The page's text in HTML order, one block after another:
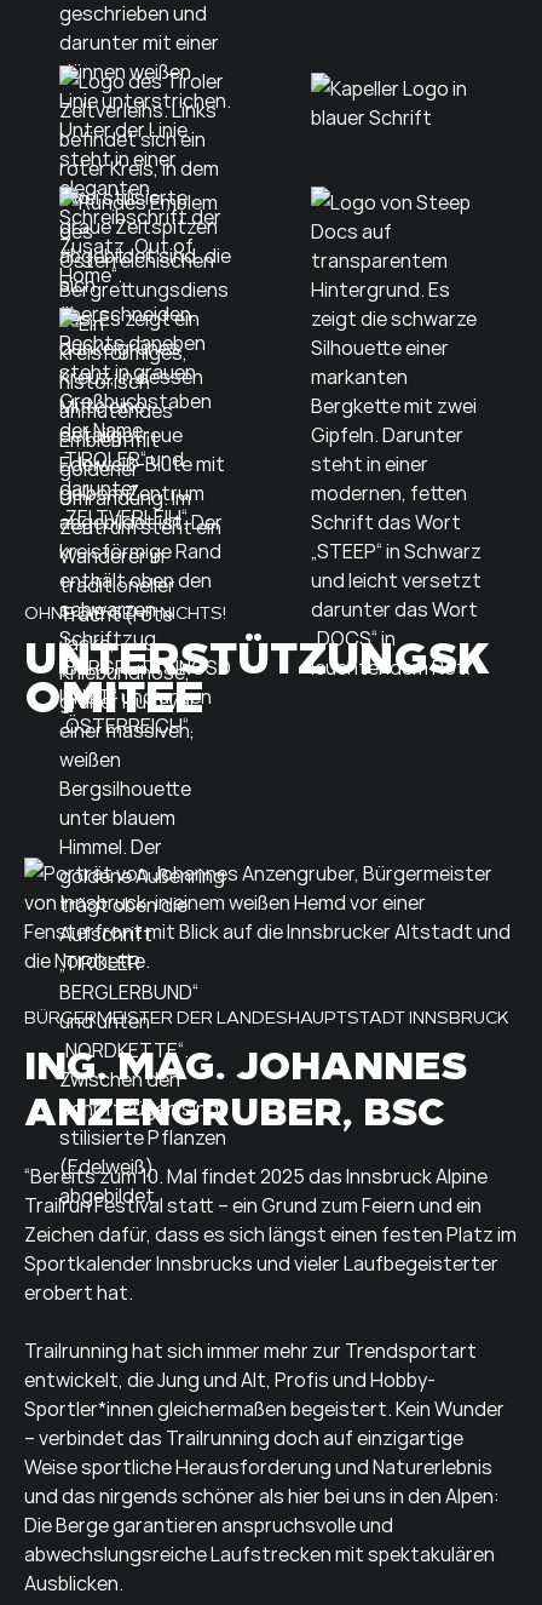
OHNE DIE GEHT NICHTS!
UNTERSTÜTZUNGSK
OMITEE
BÜRGERMEISTER DER LANDESHAUPTSTADT INNSBRUCK
ING. MAG. JOHANNES
ANZENGRUBER, BSC
“Bereits zum 10. Mal findet 2025 das Innsbruck Alpine
Trailrun Festival statt – ein Grund zum Feiern und ein
Zeichen dafür, dass es sich längst einen festen Platz im
Sportkalender Innsbrucks und vieler Laufbegeisterter
erobert hat.
Trailrunning hat sich immer mehr zur Trendsportart
entwickelt, die Jung und Alt, Profis und Hobby-
Sportler*innen gleichermaßen begeistert. Kein Wunder
– verbindet das Trailrunning doch auf einzigartige
Weise sportliche Herausforderung und Naturerlebnis
und das nirgends schöner als hier bei uns in den Alpen:
Die Berge garantieren anspruchsvolle und
abwechslungsreiche Laufstrecken mit spektakulären
Ausblicken.